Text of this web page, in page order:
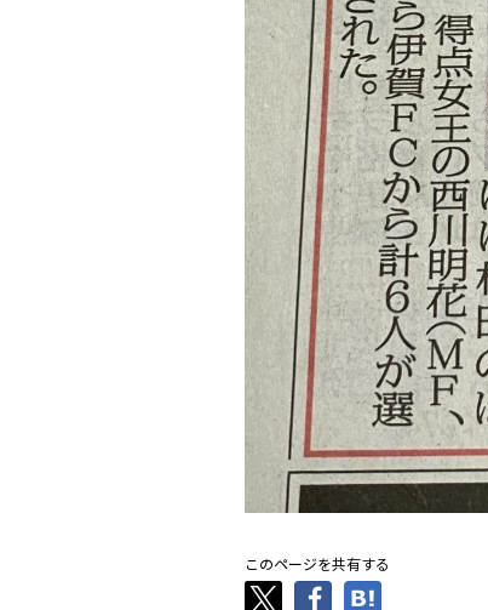
このページを共有する